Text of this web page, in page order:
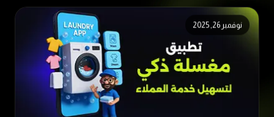
نوفمبر 26, 2025